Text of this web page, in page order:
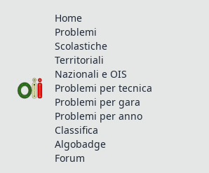
Home
Problemi
Scolastiche
Territoriali
Nazionali e OIS
Problemi per tecnica
Problemi per gara
Problemi per anno
Classifica
Algobadge
Forum